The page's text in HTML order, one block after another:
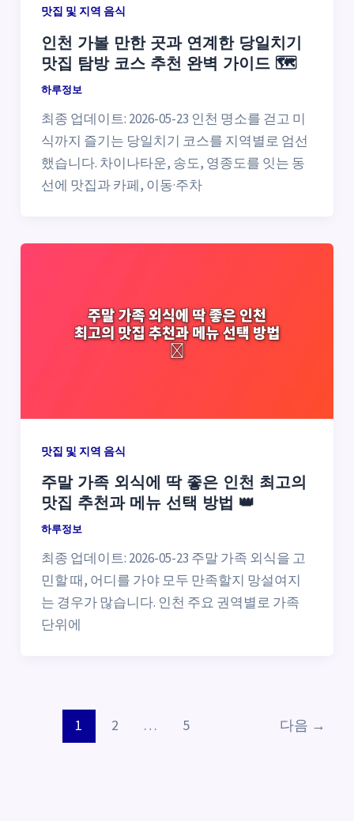
맛집 및 지역 음식
인천 가볼 만한 곳과 연계한 당일치기
맛집 탐방 코스 추천 완벽 가이드 🗺️
하루정보
최종 업데이트: 2026-05-23 인천 명소를 걷고 미
식까지 즐기는 당일치기 코스를 지역별로 엄선
했습니다. 차이나타운, 송도, 영종도를 잇는 동
선에 맛집과 카페, 이동·주차
맛집 및 지역 음식
주말 가족 외식에 딱 좋은 인천 최고의
맛집 추천과 메뉴 선택 방법 👑
하루정보
최종 업데이트: 2026-05-23 주말 가족 외식을 고
민할 때, 어디를 가야 모두 만족할지 망설여지
는 경우가 많습니다. 인천 주요 권역별로 가족
단위에
1 2 … 5 다음 →